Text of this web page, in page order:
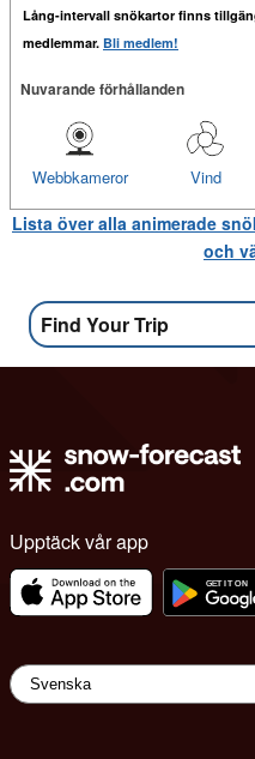
Lång-intervall snökartor finns
medlemmar. Bli medlem!
Nuvarande förhållanden
Vind
Webbkameror
Lista över alla animerade
och
Find Your Trip
Upptäck vår app